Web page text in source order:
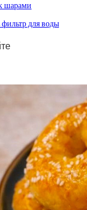
шарами
для воды